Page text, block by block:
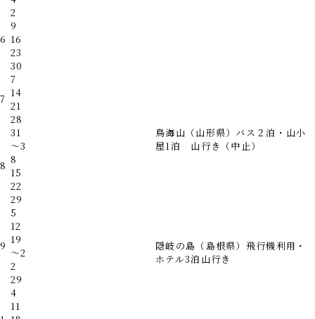
6
2
9
16
23
30
7
7
14
21
28
8
31
～3
鳥海山（山形県）バス２泊・山小
屋1泊 山行き （中止）
8
15
22
29
9
5
12
19
～2
2
隠岐の島（島根県）飛行機利用・
ホテル3泊山行き
29
4
11